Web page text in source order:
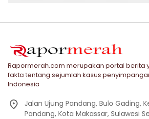
Rapormerah.com merupakan portal berita
fakta tentang sejumlah kasus
Indonesia
Jalan Ujung Pandang, Bulo Gading,
Pandang, Kota Makassar, Sulawesi